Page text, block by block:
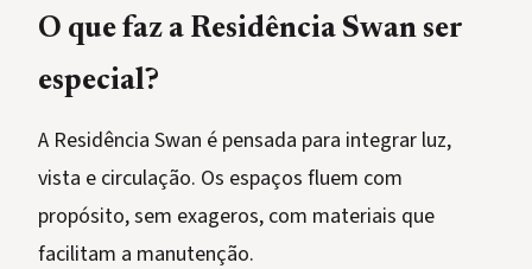
O que faz a Residência Swan ser
especial?
A Residência Swan é pensada para integrar luz,
vista e circulação. Os espaços fluem com
propósito, sem exageros, com materiais que
facilitam a manutenção.